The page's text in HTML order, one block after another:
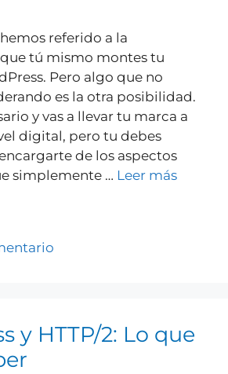
referido a la
tú mismo montes tu
Pero algo que no
es la otra posibilidad.
y vas a llevar tu marca a
digital, pero tu debes
de los aspectos
simplemente … Leer más
y HTTP/2: Lo que